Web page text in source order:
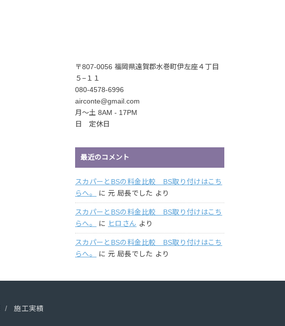
〒807-0056 福岡県遠賀郡水巻町伊左座４丁目
５−１１
080-4578-6996
airconte@gmail.com
月〜土 8AM - 17PM
日 定休日
最近のコメント
スカパーとBSの料金比較 BS取り付けはこち
らへ。
に元 局長でした より
スカパーとBSの料金比較 BS取り付けはこち
らへ。
に ヒロさん より
スカパーとBSの料金比較 BS取り付けはこち
らへ。
に元 局長でした より
施工実績